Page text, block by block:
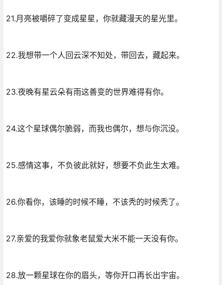
21.月亮被嚼碎了变成星星，你就藏漫天的星光里。
22.我想带一个人回云深不知处，带回去，藏起来。
23.夜晚有星云朵有雨这善变的世界难得有你。
24.这个星球偶尔脆弱，而我也偶尔，想与你沉没。
25.感情这事，不负彼此就好，想要不负此生太难。
26.你看你，该睡的时候不睡，不该秃的时候秃了。
27.亲爱的我爱你就象老鼠爱大米不能一天没有你。
28.放一颗星球在你的眉头，等你开口再长出宇宙。